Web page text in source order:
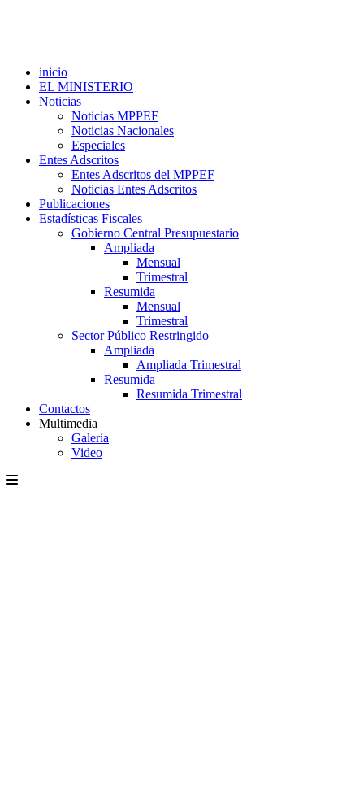
inicio
EL MINISTERIO
Noticias
Noticias MPPEF
Noticias Nacionales
Especiales
Entes Adscritos
Entes Adscritos del MPPEF
Noticias Entes Adscritos
Publicaciones
Estadísticas Fiscales
Gobierno Central Presupuestario
Ampliada
Mensual
Trimestral
Resumida
Mensual
Trimestral
Sector Público Restringido
Ampliada
Ampliada Trimestral
Resumida
Resumida Trimestral
Contactos
Multimedia
Galería
Video